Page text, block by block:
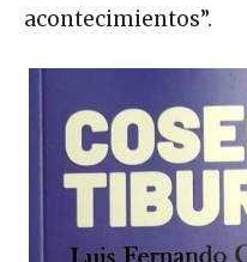
acontecimientos”.